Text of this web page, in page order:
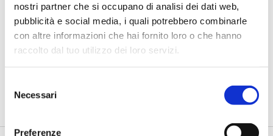
nostri partner che si occupano di analisi dei dati web,
pubblicità e social media, i quali potrebbero combinarle
con altre informazioni che hai fornito loro o che hanno
raccolto dal tuo utilizzo dei loro servizi.
delNecessari
Preferenze
BANCASSICURAZIONE 2019
Analytics e AI, nuovo valore per la
bancassicurazione
SAS, in partnership con
l'insurtech Yolo, sta lavorando per mettere a disposizione de...